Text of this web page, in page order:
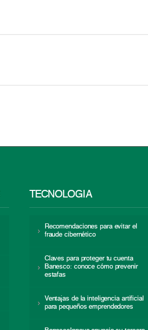
TECNOLOGÍA
Recomendaciones para evitar el
fraude cibernético
Claves para proteger tu cuenta
Banesco: conoce cómo prevenir
estafas
Ventajas de la inteligencia artificial
para pequeños emprendedores